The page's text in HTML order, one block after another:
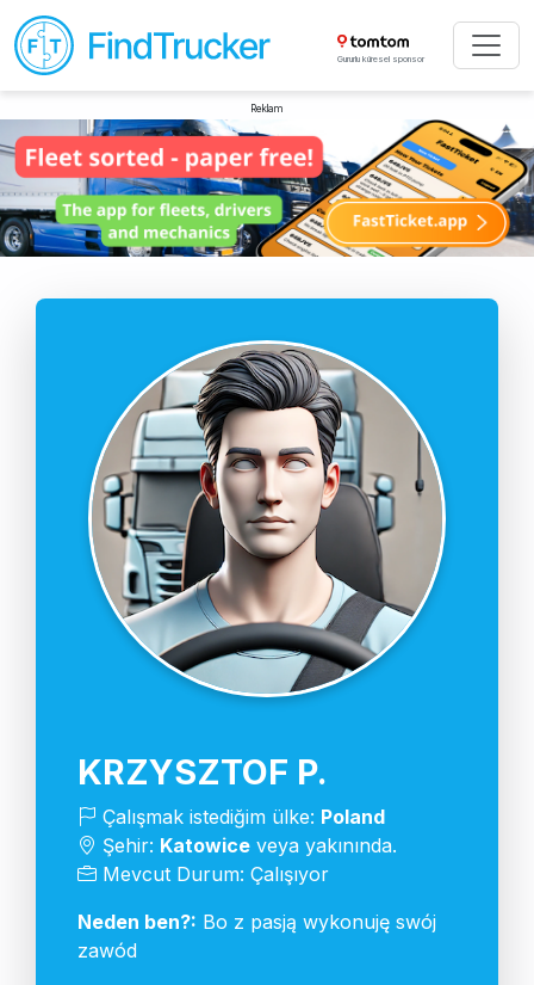
Gururlu küresel sponsor
Reklam
KRZYSZTOF P.
Çalışmak istediğim ülke: Poland
Şehir: Katowice veya yakınında.
Mevcut Durum: Çalışıyor
Neden ben?: Bo z pasją wykonuję swój
zawód